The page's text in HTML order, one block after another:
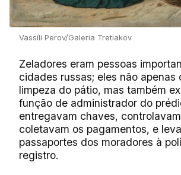
Vassíli Perov/Galeria Tretiakov
Zeladores eram pessoas
cidades russas; eles não apenas
limpeza do pátio, mas também
função de administrador do
entregavam chaves,
coletavam os pagamentos, e
passaportes dos moradores à
registro.